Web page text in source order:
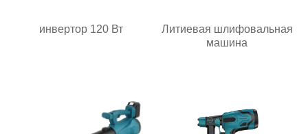
инвертор 120 Вт
Литиевая шлифовальная
машина